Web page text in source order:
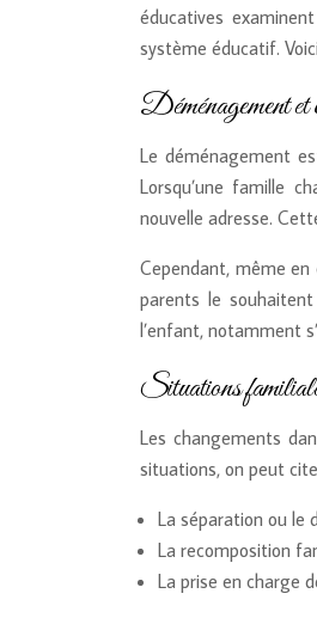
éducatives
système éducatif.
Déménagement et
Le déménagement
Lorsqu’une famille
nouvelle adresse.
Cependant, même en
parents le
l’enfant, notamment
Situations
Les changements
situations, on peut
La séparation ou le
La recomposition
La prise en charge